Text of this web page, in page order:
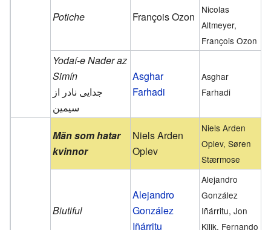
Potiche François Ozon
Nicolas
Altmeyer,
François Ozon
Yodaí-e Nader az
Simín
جدایی نادر از
سیمین
Asghar
Farhadi
Asghar
Farhadi
Män som hatar
kvinnor
Niels Arden
Oplev
Niels Arden
Oplev, Søren
Stærmose
Biutiful
Alejandro
González
Iñárritu
Alejandro
González
Iñárritu, Jon
Kilik, Fernando